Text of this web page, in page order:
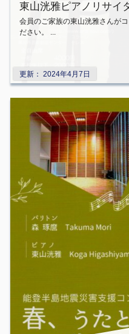
更新： 2024年4月7日
東山洸雅ピアノリサ
会員のご家族の東山洸雅さんが
ださい。 ...